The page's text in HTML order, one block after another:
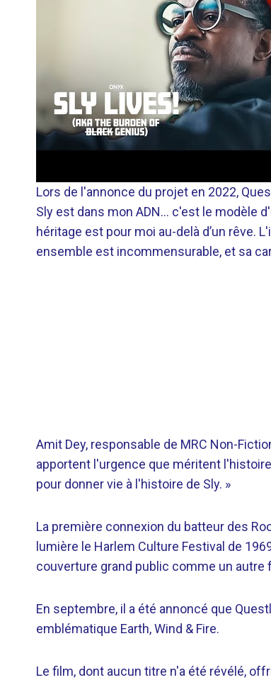
Lors de l'annonce du projet en 2022,
Sly est dans mon ADN… c'est le modèle
héritage est pour moi au-delà d’un rêve.
ensemble est incommensurable, et sa
Amit Dey, responsable de MRC Non-
apportent l'urgence que méritent
pour donner vie à l'histoire de Sly. »
La première connexion du batteur des
lumière le Harlem Culture Festival de
couverture grand public comme un
En septembre, il a été annoncé que
emblématique Earth, Wind & Fire.
Le film, dont aucun titre n'a été révélé,